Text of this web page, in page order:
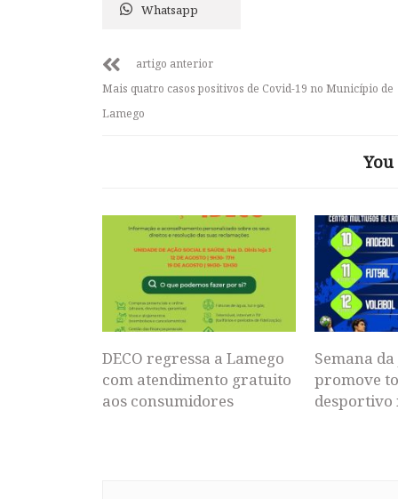
Whatsapp
artigo anterior
Mais quatro casos positivos de Covid-19 no Município de
Lamego
DECO regressa a Lamego
com atendimento gratuito
aos consumidores
Semana
promove